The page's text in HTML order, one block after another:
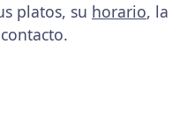
platos, su horario, la